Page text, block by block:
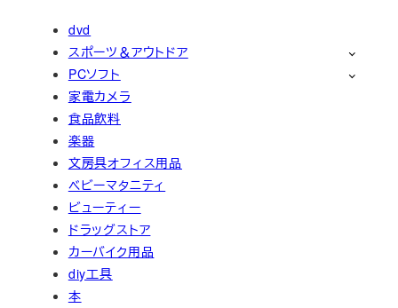
dvd
スポーツ＆アウトドア
PCソフト
家電カメラ
食品飲料
楽器
文房具オフィス用品
ベビーマタニティ
ビューティー
ドラッグストア
カーバイク用品
diy工具
本